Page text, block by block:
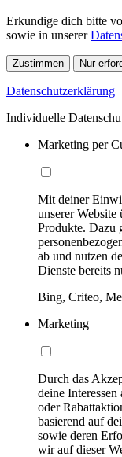
Erkundige dich bitte
sowie in unserer
Zustimmen Nur
Datenschutzerklärung
Individuelle
Marketing per
Mit deiner
unserer
Produkte. Dazu
ab und nutzen
Dienste bereits
Bing, Criteo,
Marketing
Durch das
deine
oder
basierend auf
sowie deren
wir auf dieser